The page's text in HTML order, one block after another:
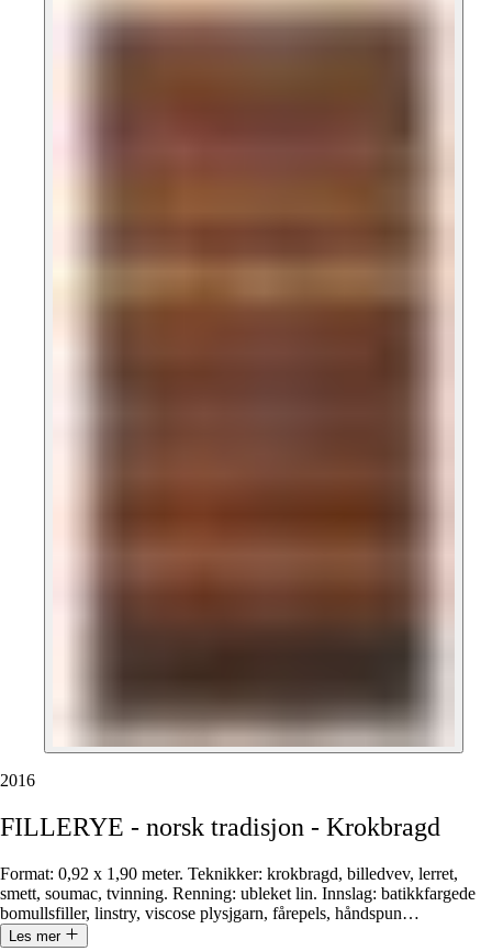
2016
FILLERYE - norsk tradisjon - Krokbragd
Format: 0,92 x 1,90 meter. Teknikker: krokbragd, billedvev, lerret,
smett, soumac, tvinning. Renning: ubleket lin. Innslag: batikkfargede
bomullsfiller, linstry, viscose plysjgarn, fårepels, håndspun…
Les mer